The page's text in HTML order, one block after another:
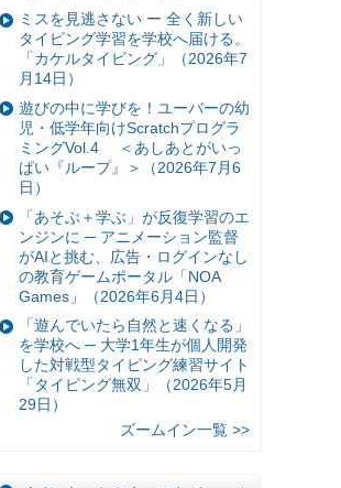
ミスを見逃さない ー 全く新しい
タイピング学習を学校へ届ける。
「カケルタイピング」（2026年7
月14日）
遊びの中に学びを！ユーバーの幼
児・低学年向けScratchプログラ
ミングVol.4 ＜あしあとがいっ
ぱい『ループ』＞（2026年7月6
日）
「あそぶ＋学ぶ」が反復学習のエ
ンジンに ─ アニメーション監督
がAIと挑む、広告・ログインなし
の教育ゲームポータル「NOA
Games」（2026年6月4日）
「遊んでいたら自然と速くなる」
を学校へ ─ 大学1年生が個人開発
した対戦型タイピング練習サイト
「タイピング無双」（2026年5月
29日）
ズームイン一覧 >>